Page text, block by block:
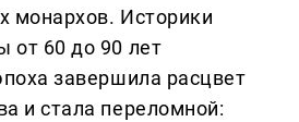
монархов. Историки
от 60 до 90 лет
завершила расцвет
и стала переломной: